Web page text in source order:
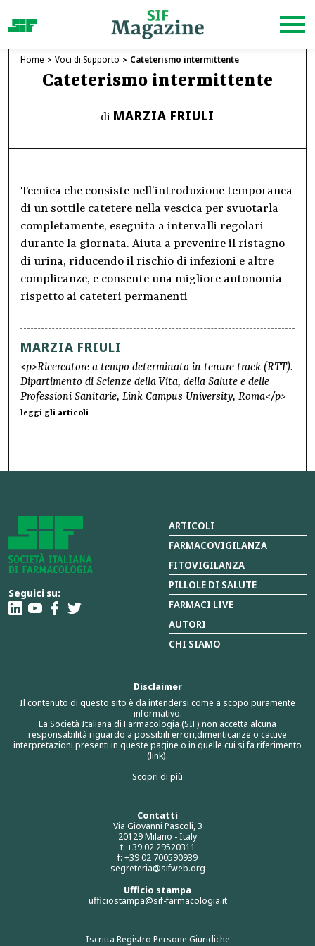
Home Voci di Supporto Cateterismo intermittente
Cateterismo intermittente
di MARZIA FRIULI
Tecnica che consiste nell’introduzione temporanea
di un sottile catetere nella vescica per svuotarla
completamente, eseguita a intervalli regolari
durante la giornata. Aiuta a prevenire il ristagno
di urina, riducendo il rischio di infezioni e altre
complicanze, e consente una migliore autonomia
rispetto ai cateteri permanenti
MARZIA FRIULI
<p>Ricercatore a tempo determinato in tenure track (RTT).
Dipartimento di Scienze della Vita, della Salute e delle
Professioni Sanitarie, Link Campus University, Roma</p>
leggi gli articoli
Seguici su:
Contatti
Via Giovanni Pascoli, 3
20129 Milano - Italy
t: +39 02 29520311
f: +39 02 700590939
segreteria@sifweb.org
Ufficio stampa
ufficiostampa@sif-farmacologia.it
Iscritta Registro Persone Giuridiche
Disclaimer
Il contenuto di questo sito è da intendersi come a scopo puramente
informativo.
La Società Italiana di Farmacologia (SIF) non accetta alcuna
responsabilità riguardo a possibili errori,dimenticanze o cattive
interpretazioni presenti in queste pagine o in quelle cui si fa riferimento
(link).
Scopri di più
ARTICOLI
FARMACOVIGILANZA
FITOVIGILANZA
PILLOLE DI SALUTE
FARMACI LIVE
AUTORI
CHI SIAMO